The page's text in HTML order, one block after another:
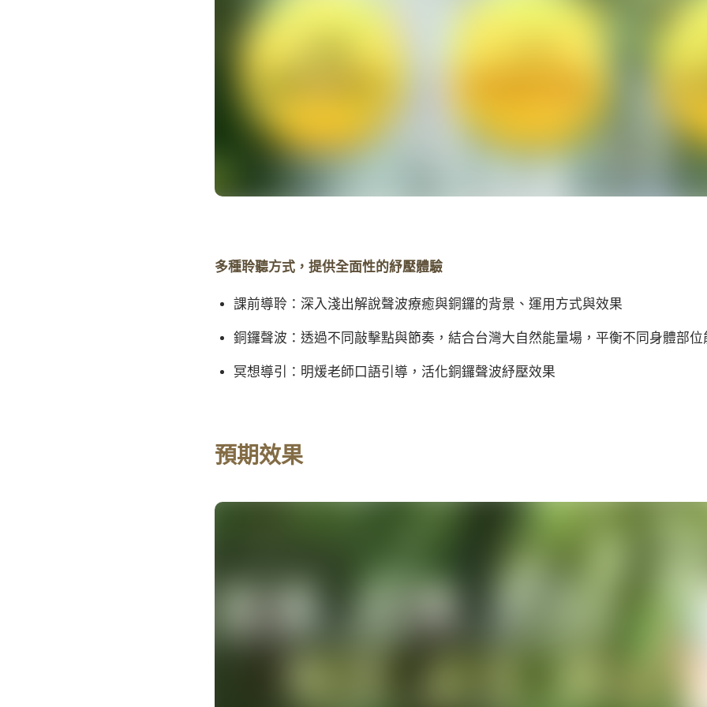
多種聆聽方式，提供全面性的紓壓體驗
課前導聆：深入淺出解說聲波療癒與銅鑼的背景、運用方式與效果
銅鑼聲波：透過不同敲擊點與節奏，結合台灣大自然能量場，平衡不同身體部位
冥想導引：明煖老師口語引導，活化銅鑼聲波紓壓效果
預期效果